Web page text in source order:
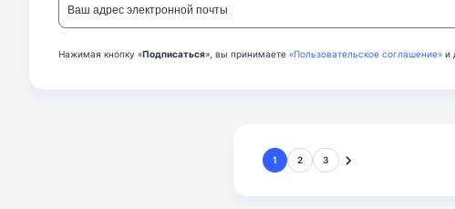
Нажимая кнопку «Подписаться», вы принимаете «Пользовательское соглашение» и
1 2 3